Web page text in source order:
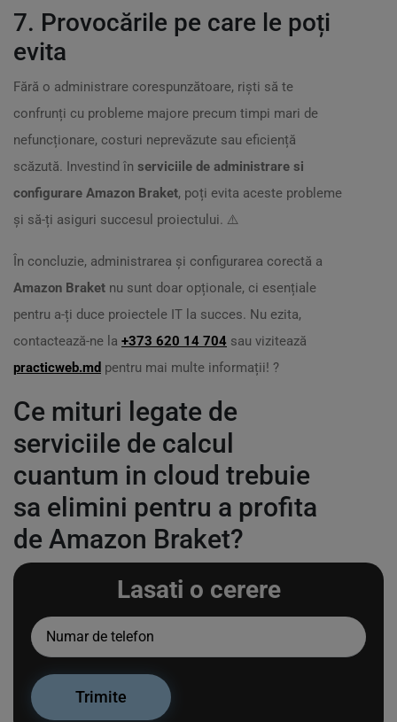
7. Provocările pe care le poți
evita
Fără o administrare corespunzătoare, riști să te
confrunți cu probleme majore precum timpi mari de
nefuncționare, costuri neprevăzute sau eficiență
scăzută. Investind în serviciile de administrare si
configurare Amazon Braket, poți evita aceste probleme
și să-ți asiguri succesul proiectului. ⚠️
În concluzie, administrarea și configurarea corectă a
Amazon Braket nu sunt doar opționale, ci esențiale
pentru a-ți duce proiectele IT la succes. Nu ezita,
contactează-ne la +373 620 14 704 sau vizitează
practicweb.md pentru mai multe informații! ?
Ce mituri legate de
serviciile de calcul
cuantum in cloud trebuie
sa elimini pentru a profita
de Amazon Braket?
Lasati o cerere